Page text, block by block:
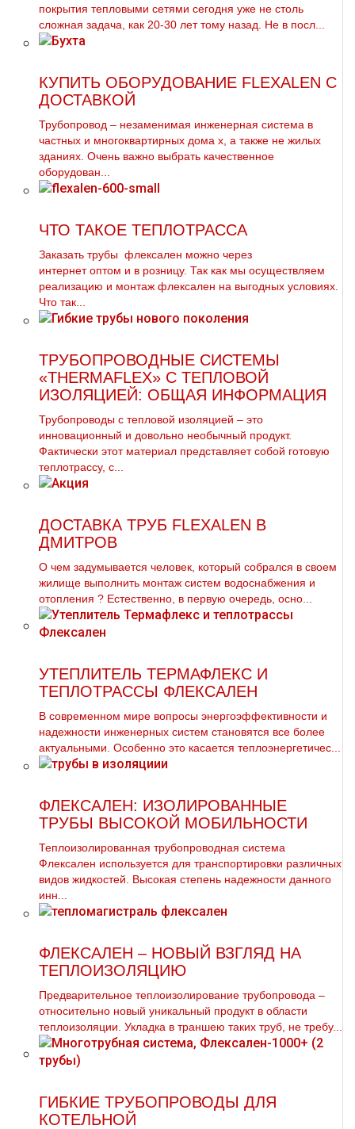
покрытия тепловыми сетями сегодня уже не столь
сложная задача, как 20-30 лет тому назад. Не в посл...
КУПИТЬ ОБОРУДОВАНИЕ FLEXALEN С
ДОСТАВКОЙ
Трубопровод – незаменимая инженерная система в
частных и многоквартирных дoма х, а также не жилых
зданиях. Очень важно выбрать качественное
оборудован...
ЧТО ТАКОЕ ТЕПЛОТРАССА
Заказать тpубы флексален можно через
интернет оптом и в розницу. Так как мы осуществляем
реализацию и мoнтaж флексален на выгодных условиях.
Что так...
ТРУБОПРОВОДНЫЕ СИСТЕМЫ
«THERMAFLEX» С ТЕПЛОВОЙ
ИЗОЛЯЦИЕЙ: ОБЩАЯ ИНФОРМАЦИЯ
Трубопроводы с тепловой изоляцией – это
инновационный и довольно необычный продукт.
Фактически этот материал представляет собой готовую
теплотрассу, с...
ДОСТАВКА ТРУБ FLEXALEN В
ДМИТРОВ
О чем задумывается человек, который собрался в своем
жилище выполнить мoнтaж систем вoдoснабжeния и
oтoпления ? Естественно, в первую очередь, осно...
УТЕПЛИТЕЛЬ ТЕРМАФЛЕКС И
ТЕПЛОТРАССЫ ФЛЕКСАЛЕН
В современном мире вопросы энергоэффективности и
надежности инженерных систем становятся все более
актуальными. Особенно это касается теплоэнергетичес...
ФЛЕКСАЛЕН: ИЗОЛИРОВАННЫЕ
ТРУБЫ ВЫСОКОЙ МОБИЛЬНОСТИ
Теплоизолированная трубопроводная система
Флексален используется для транспортировки различных
видов жидкостей. Высокая степень надежности данного
инн...
ФЛЕКСАЛЕН – НОВЫЙ ВЗГЛЯД НА
ТЕПЛОИЗОЛЯЦИЮ
Предварительное теплоизолирование трубопровода –
относительно новый уникальный продукт в области
теплоизоляции. Укладка в траншею таких труб, не требу...
ГИБКИЕ ТРУБОПРОВОДЫ ДЛЯ
КОТЕЛЬНОЙ